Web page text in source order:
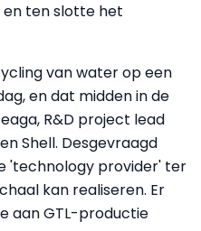
ten slotte het
van water op een
en dat midden in de
R&D project lead
Shell. Desgevraagd
'technology provider' ter
kan realiseren. Er
aan GTL-productie